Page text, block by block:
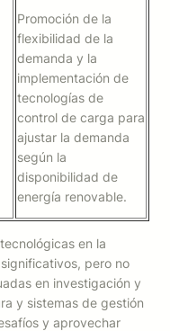
Promoción de la
flexibilidad de la
demanda y la
implementación de
tecnologías de
control de carga para
ajustar la demanda
según la
disponibilidad de
energía renovable.
en la
pero no
en investigación y
y sistemas de gestión
y aprovechar